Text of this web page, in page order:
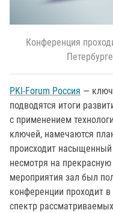
Конференция
PKI-Forum Россия —
подводятся итоги
с применением
ключей, намечаются
происходит
несмотря на
мероприятия зал был
конференции проходит
спектр